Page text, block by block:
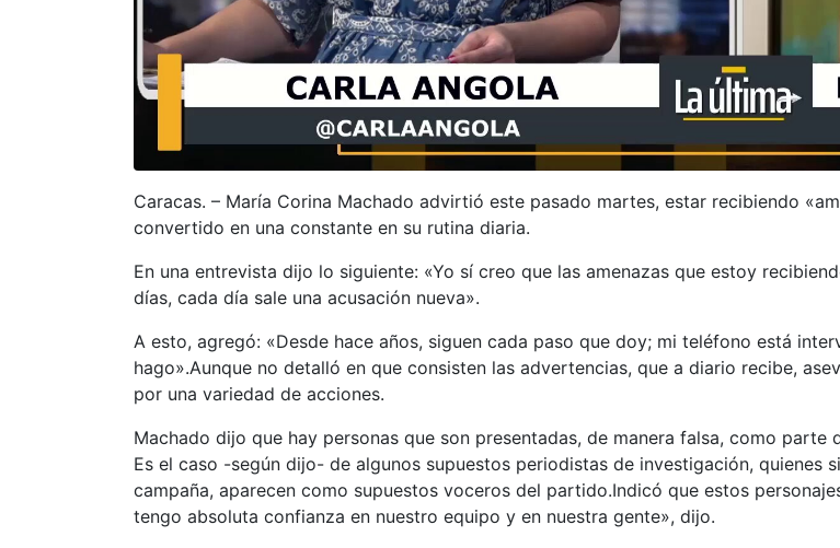
Caracas. – María Corina Machado advirtió este pasado martes, estar recibiendo
convertido en una constante en su rutina diaria.
En una entrevista dijo lo siguiente: «Yo sí creo que las amenazas que estoy
días, cada día sale una acusación nueva».
A esto, agregó: «Desde hace años, siguen cada paso que doy; mi teléfono está
hago».Aunque no detalló en que consisten las advertencias, que a diario recibe,
por una variedad de acciones.
Machado dijo que hay personas que son presentadas, de manera falsa, como
Es el caso -según dijo- de algunos supuestos periodistas de investigación, quienes
campaña, aparecen como supuestos voceros del partido.Indicó que estos
tengo absoluta confianza en nuestro equipo y en nuestra gente», dijo.